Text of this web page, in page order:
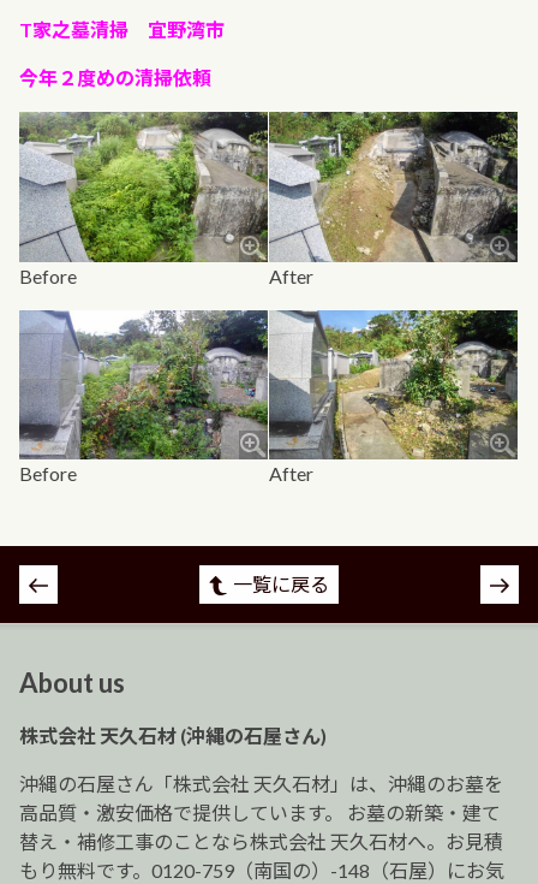
T家之墓清掃 宜野湾市
今年２度めの清掃依頼
Before After
Before After
投
稿
ゲ
ー
ョ
ン
一覧に戻る
About us
株式会社 天久石材 (沖縄の石屋さん)
沖縄の石屋さん「株式会社 天久石材」は、沖縄のお墓を
高品質・激安価格で提供しています。 お墓の新築・建て
替え・補修工事のことなら株式会社 天久石材へ。お見積
もり無料です。0120-759（南国の）-148（石屋）にお気